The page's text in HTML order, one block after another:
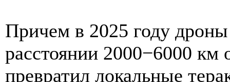
Причем в 2025 году дроны
расстоянии 2000−6000 км
превратил локальные